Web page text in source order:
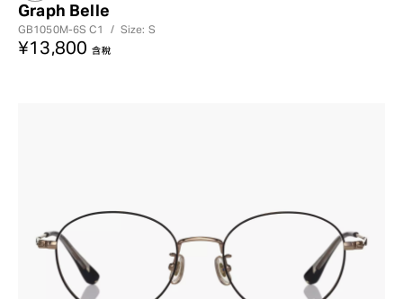
Graph Belle
GB1050M-6SC1 / Size: S
¥13,800 含稅